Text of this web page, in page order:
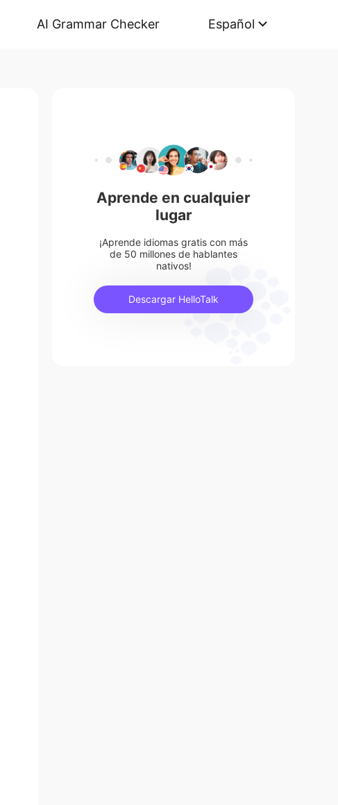
AI Grammar Checker Español
Aprende en cualquier
lugar
¡Aprende idiomas gratis con más
de 50 millones de hablantes
nativos!
Descargar HelloTalk